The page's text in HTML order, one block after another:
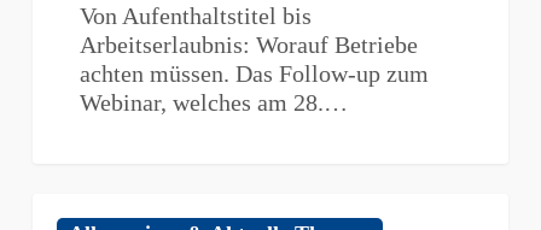
gelingt
Integration
Von Aufenthaltstitel bis
Arbeitserlaubnis: Worauf Betriebe
achten müssen. Das Follow-up zum
Webinar, welches am 28.…